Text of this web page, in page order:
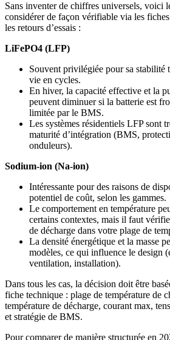
Sans inventer de chiffres universels, voici
considérer de façon vérifiable via les
les retours d’essais :
LiFePO4 (LFP)
Souvent privilégiée pour sa stabilité
vie en cycles.
En hiver, la capacité effective et la
peuvent diminuer si la batterie est
limitée par le BMS.
Les systèmes résidentiels LFP sont
maturité d’intégration (BMS,
onduleurs).
Sodium-ion (Na-ion)
Intéressante pour des raisons de
potentiel de coût, selon les gammes.
Le comportement en température
certains contextes, mais il faut
de décharge dans votre plage de
La densité énergétique et la masse
modèles, ce qui influence le design
ventilation, installation).
Dans tous les cas, la décision doit être
fiche technique : plage de température de
température de décharge, courant max,
et stratégie de BMS.
Pour comparer de manière structurée en